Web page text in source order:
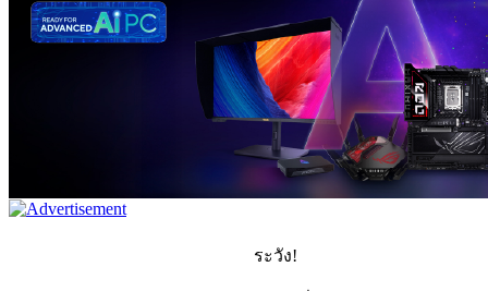
ระวัง!